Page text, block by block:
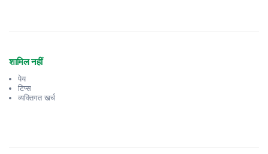
शामिल नहीं
पेय
टिप्स
व्यक्तिगत खर्च